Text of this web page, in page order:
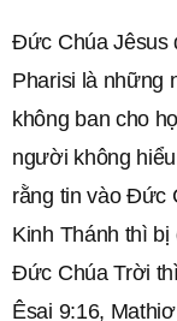
Đức Chúa Jêsus
Pharisi là những
không ban cho
người không
rằng tin vào Đức
Kinh Thánh thì
Đức Chúa Trời
Êsai 9:16,